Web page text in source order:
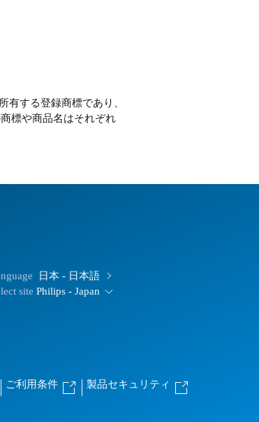
する登録商標であり、
標や商品名はそれぞれ
日本 - 日本語
site Philips - Japan
ご利用条件
製品セキュリティ